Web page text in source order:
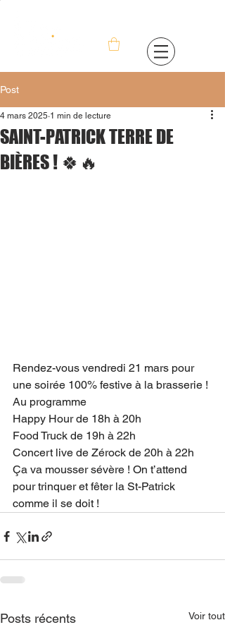
Post
SAINT-PATRICK TERRE DE
BIÈRES ! 🍀🔥
4 mars 2025 1 min de lecture
Rendez-vous vendredi 21 mars pour
une soirée 100% festive à la brasserie !
Au programme
Happy Hour de 18h à 20h
Food Truck de 19h à 22h
Concert live de Zérock de 20h à 22h
Ça va mousser sévère ! On t’attend
pour trinquer et fêter la St-Patrick
comme il se doit !
Posts récents Voir tout